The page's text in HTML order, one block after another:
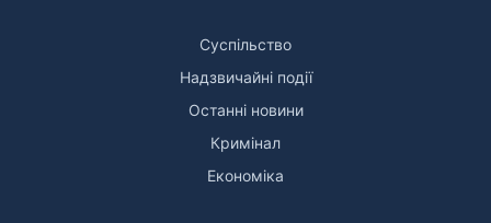
Суспільство
Надзвичайні події
Останні новини
Кримінал
Економіка